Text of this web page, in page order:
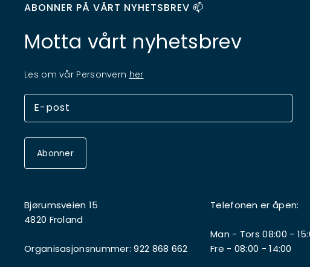
ABONNER PÅ VÅRT NYHETSBREV 📫
Motta vårt nyhetsbrev
Les om vår Personvern her
Abonner
Bjørumsveien 15
4820 Froland
Organisasjonsnummer: 922 868 662
Telefonen er åpen:
Man - Tors 08:00 -
Fre - 08:00 - 14:00